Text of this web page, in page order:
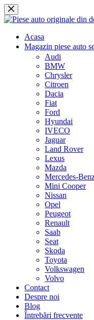
Sari
la
Acasa
Magazin piese auto
Audi
BMW
Chrysler
Citroen
Dacia
Fiat
Ford
Hyundai
IVECO
Jaguar
Land Rover
Lexus
Mazda
Mercedes-
Mini Cooper
Nissan
Opel
Peugeot
Renault
Saab
Seat
Skoda
Toyota
Volkswagen
Volvo
Contact
Despre noi
Blog
Întrebări frecvente